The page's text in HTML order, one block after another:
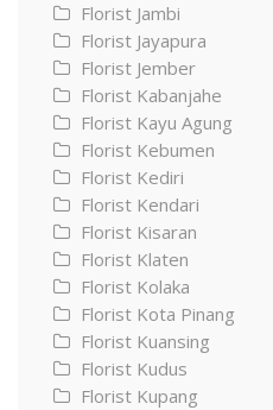
Florist Jambi
Florist Jayapura
Florist Jember
Florist Kabanjahe
Florist Kayu Agung
Florist Kebumen
Florist Kediri
Florist Kendari
Florist Kisaran
Florist Klaten
Florist Kolaka
Florist Kota Pinang
Florist Kuansing
Florist Kudus
Florist Kupang